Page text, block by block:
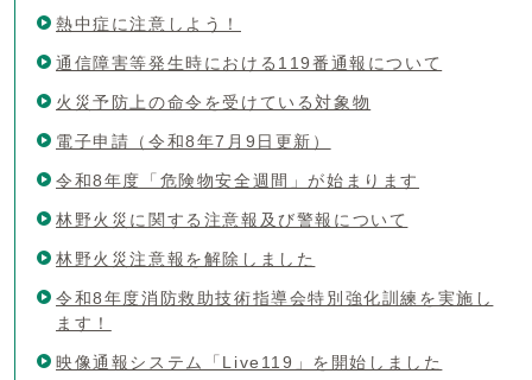
熱中症に注意しよう！
通信障害等発生時における119番通報について
火災予防上の命令を受けている対象物
電子申請（令和8年7月9日更新）
令和8年度「危険物安全週間」が始まります
林野火災に関する注意報及び警報について
林野火災注意報を解除しました
令和8年度消防救助技術指導会特別強化訓練を実施し
ます！
映像通報システム「Live119」を開始しました